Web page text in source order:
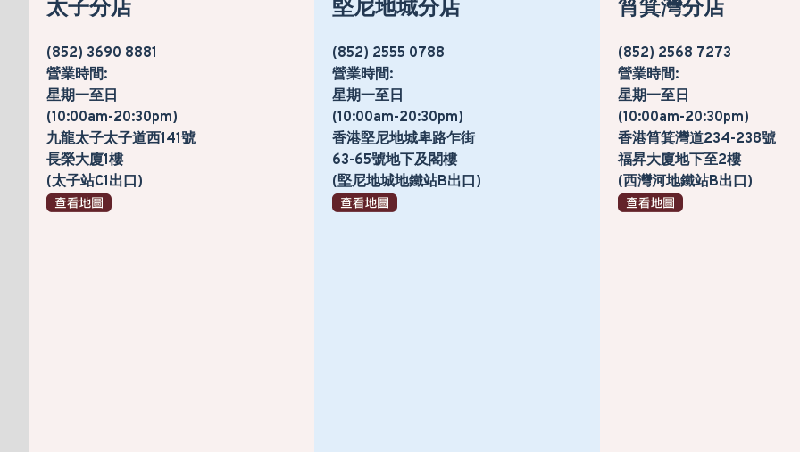
太子分店
(852) 3690 8881
營業時間:
星期一至日
(10:00am-20:30pm)
九龍太子太子道西141號
長榮大廈1樓
(太子站C1出口)
堅尼地城分店
(852) 2555 0788
營業時間:
星期一至日
(10:00am-20:30pm)
香港堅尼地城卑路乍街
63-65號地下及閣樓
(堅尼地城地鐵站B出口)
筲箕灣分店
(852) 2568 7273
營業時間:
星期一至日
(10:00am-20:30pm)
香港筲箕灣道234-238號
福昇大廈地下至2樓
(西灣河地鐵站B出口)